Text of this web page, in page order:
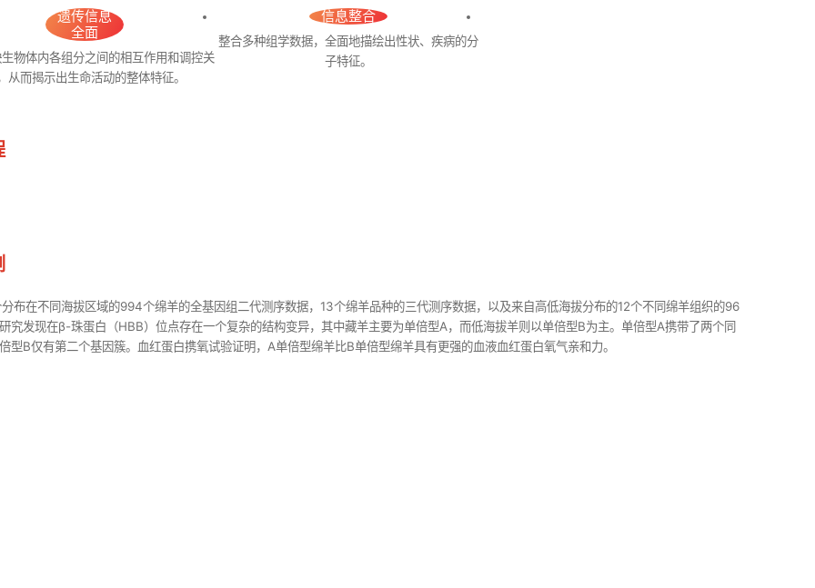
遗传信息
全面
物体内各组分之间的相互作用和调控关
从而揭示出生命活动的整体特征。
信息整合
整合多种组学数据，全面地描绘出性状、疾病的分
子特征。
布在不同海拔区域的994个绵羊的全基因组二代测序数据，13个绵羊品种的三代测序数据，以及来自高低海拔分布的12个不同绵羊组织的96
究发现在β-珠蛋白（HBB）位点存在一个复杂的结构变异，其中藏羊主要为单倍型A，而低海拔羊则以单倍型B为主。单倍型A携带了两个同
型B仅有第二个基因簇。血红蛋白携氧试验证明，A单倍型绵羊比B单倍型绵羊具有更强的血液血红蛋白氧气亲和力。